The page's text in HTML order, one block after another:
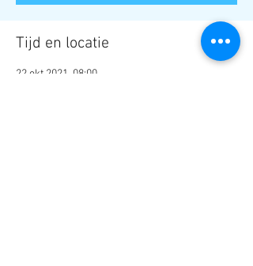
Tijd en locatie
22 okt 2021, 08:00